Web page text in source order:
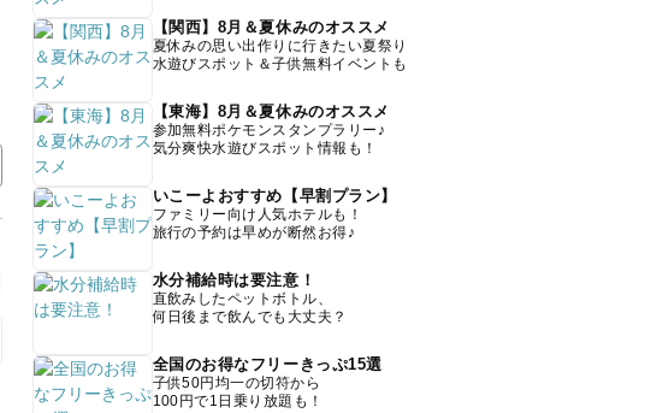
【関西】8月＆夏休みのオススメ
夏休みの思い出作りに行きたい夏祭り
水遊びスポット＆子供無料イベントも
【東海】8月＆夏休みのオススメ
参加無料ポケモンスタンプラリー♪
気分爽快水遊びスポット情報も！
いこーよおすすめ【早割プラン】
ファミリー向け人気ホテルも！
旅行の予約は早めが断然お得♪
水分補給時は要注意！
直飲みしたペットボトル、
何日後まで飲んでも大丈夫？
全国のお得なフリーきっぷ15選
子供50円均一の切符から
100円で1日乗り放題も！